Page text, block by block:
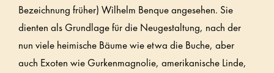
Bezeichnung früher) Wilhelm Benque angesehen. Sie
dienten als Grundlage für die Neugestaltung, nach der
nun viele heimische Bäume wie etwa die Buche, aber
auch Exoten wie Gurkenmagnolie, amerikanische Linde,